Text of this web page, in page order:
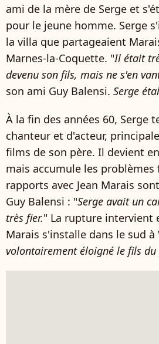
ami de la mère de Serge et
pour le jeune homme. Serge
la villa que partageaient
Marnes-la-Coquette. "Il était
devenu son fils, mais ne s'en
son ami Guy Balensi. Serge
À la fin des années 60, Serge
chanteur et d'acteur,
films de son père. Il devient
mais accumule les problèmes
rapports avec Jean Marais
Guy Balensi : "Serge avait un
très fier." La rupture intervient
Marais s'installe dans le sud à
volontairement éloigné le fils du